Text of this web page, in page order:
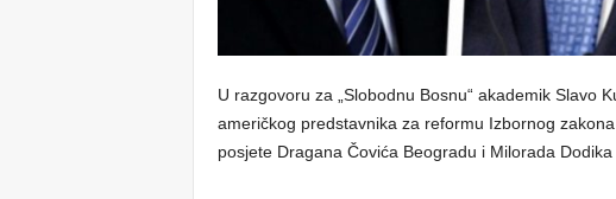
U razgovoru za „Slobodnu Bosnu“ akademik Slavo
američkog predstavnika za reformu Izbornog
posjete Dragana Čovića Beogradu i Milorada Dodika